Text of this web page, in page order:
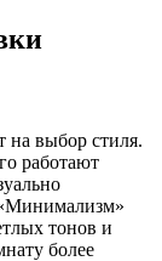
на выбор стиля.
работают
тонов и
более